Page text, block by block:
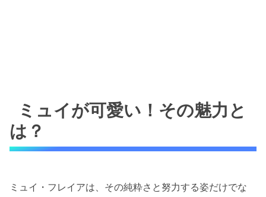
ミュイが可愛い！その魅力と
は？
ミュイ・フレイアは、その純粋さと努力する姿だけでな